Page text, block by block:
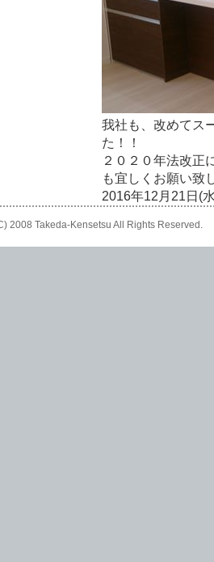
我社も、改めてス
た！！
２０２０年法改正
も宜しくお願い致
2016年12月21日(
2008 Takeda-Kensetsu All Rights